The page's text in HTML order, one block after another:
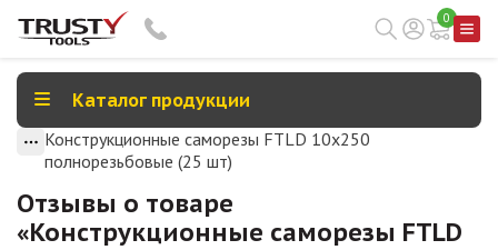
0
Каталог продукции
Конструкционные саморезы FTLD 10х250
полнорезьбовые (25 шт)
Отзывы о товаре
«Конструкционные саморезы FTLD